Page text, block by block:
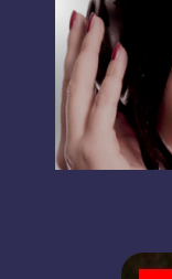
L
I
K
E
RRSS
contacto: